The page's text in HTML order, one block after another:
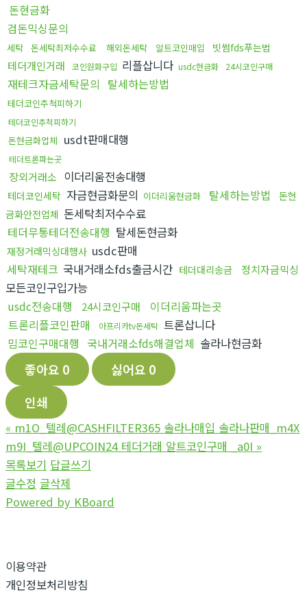
돈현금화
검돈믹싱문의
세탁 돈세탁최저수수료 해외돈세탁 알트코인매입 빗썸fds푸는법
테더개인거래 코인원화구입 리플삽니다 usdc현금화 24시코인구매
재테크자금세탁문의 탈세하는방법
테더코인추척피하기
테더코인추척피하기
돈현금화업체 usdt판매대행
테더트론파는곳
장외거래소 이더리움전송대행
테더코인세탁 자금현금화문의 이더리움현금화 탈세하는방법
돈현
금화안전업체 돈세탁최저수수료
테더무통테더전송대행 탈세돈현금화
재정거래믹싱대행사 usdc판매
세탁재테크 국내거래소fds출금시간 테더대리송금 정치자금믹싱
모든코인구입가능
usdc전송대행
24시코인구매
이더리움파는곳
트론리플코인판매
아프리카tv돈세탁 트론삽니다
밈코인구매대행 국내거래소fds해결업체 솔라나현금화
좋아요 0 싫어요 0
인쇄
« m1O_텔레@CASHFILTER365 솔라나매입 솔라나판매_m4X
m9I_텔레@UPCOIN24 테더거래 알트코인구매 _a0I »
목록보기 답글쓰기
글수정 글삭제
Powered by KBoard
이용약관
개인정보처리방침